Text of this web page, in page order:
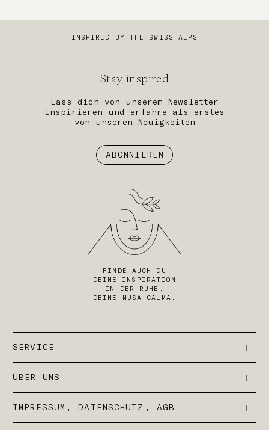
INSPIRED BY THE SWISS ALPS
Stay inspired
Lass dich von unserem Newsletter
inspirieren und erfahre als erstes
von unseren Neuigkeiten
ABONNIEREN
FINDE AUCH DU
DEINE INSPIRATION
IN DER RUHE.
DEINE MUSA CALMA.
SERVICE
ÜBER UNS
IMPRESSUM, DATENSCHUTZ, AGB